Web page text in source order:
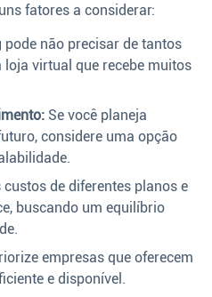
fatores a considerar:
pode não precisar de tantos
virtual que recebe muitos
Se você planeja
considere uma opção
custos de diferentes planos e
buscando um equilíbrio
empresas que oferecem
e disponível.